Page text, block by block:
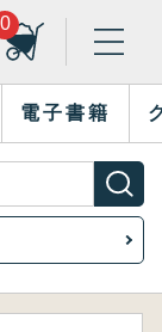
0
電子書籍